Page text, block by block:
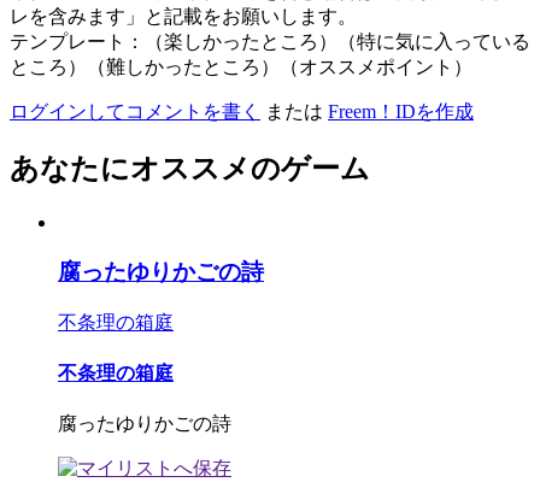
レを含みます」と記載をお願いします。
テンプレート：（楽しかったところ）（特に気に入っている
ところ）（難しかったところ）（オススメポイント）
ログインしてコメントを書く または Freem！IDを作成
あなたにオススメのゲーム
腐ったゆりかごの詩
不条理の箱庭
不条理の箱庭
腐ったゆりかごの詩